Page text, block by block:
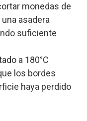
monedas de
asadera
suficiente
a 180°C
los bordes
haya perdido